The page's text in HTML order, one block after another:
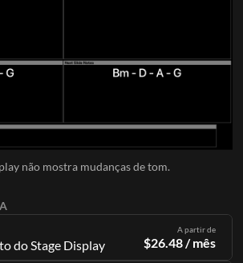
do Stage Display
A partir de
$26.48/ mês
não mostra mudanças de tom.